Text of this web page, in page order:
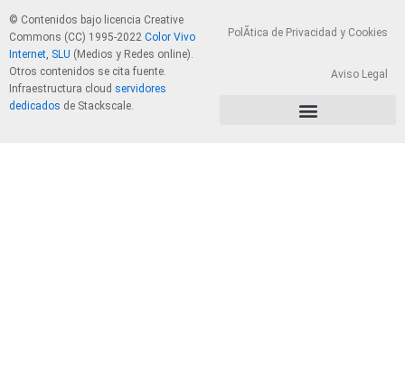
© Contenidos bajo licencia Creative
Commons (CC) 1995-2022 Color Vivo
Internet, SLU (Medios y Redes online).
Otros contenidos se cita fuente.
Infraestructura cloud servidores
dedicados de Stackscale.
PolÃ­tica de Privacidad y Cookies
Aviso Legal